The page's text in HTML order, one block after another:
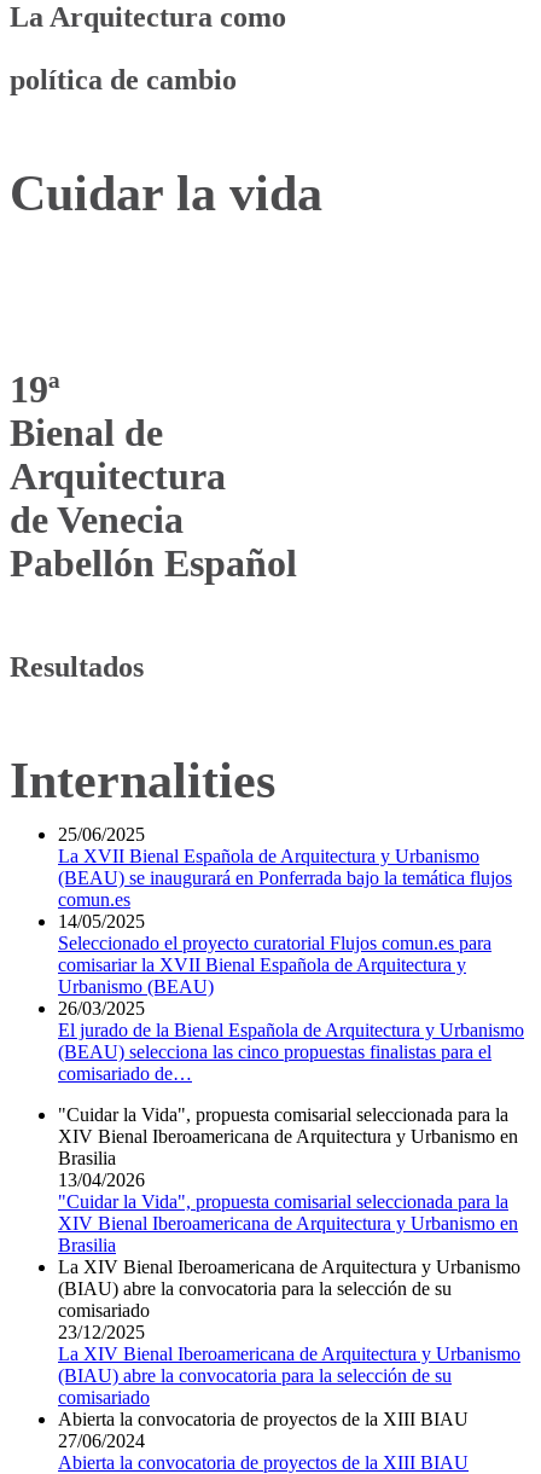
La Arquitectura como
política de cambio
Cuidar la vida
19ª
Bienal de
Arquitectura
de Venecia
Pabellón Español
Resultados
Internalities
25/06/2025
La XVII Bienal Española de Arquitectura y Urbanismo
(BEAU) se inaugurará en Ponferrada bajo la temática flujos
comun.es
14/05/2025
Seleccionado el proyecto curatorial Flujos comun.es para
comisariar la XVII Bienal Española de Arquitectura y
Urbanismo (BEAU)
26/03/2025
El jurado de la Bienal Española de Arquitectura y Urbanismo
(BEAU) selecciona las cinco propuestas finalistas para el
comisariado de…
"Cuidar la Vida", propuesta comisarial seleccionada para la
XIV Bienal Iberoamericana de Arquitectura y Urbanismo en
Brasilia
13/04/2026
"Cuidar la Vida", propuesta comisarial seleccionada para la
XIV Bienal Iberoamericana de Arquitectura y Urbanismo en
Brasilia
La XIV Bienal Iberoamericana de Arquitectura y Urbanismo
(BIAU) abre la convocatoria para la selección de su
comisariado
23/12/2025
La XIV Bienal Iberoamericana de Arquitectura y Urbanismo
(BIAU) abre la convocatoria para la selección de su
comisariado
Abierta la convocatoria de proyectos de la XIII BIAU
27/06/2024
Abierta la convocatoria de proyectos de la XIII BIAU